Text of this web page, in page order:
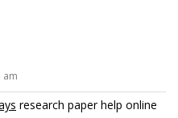
am
research paper help online